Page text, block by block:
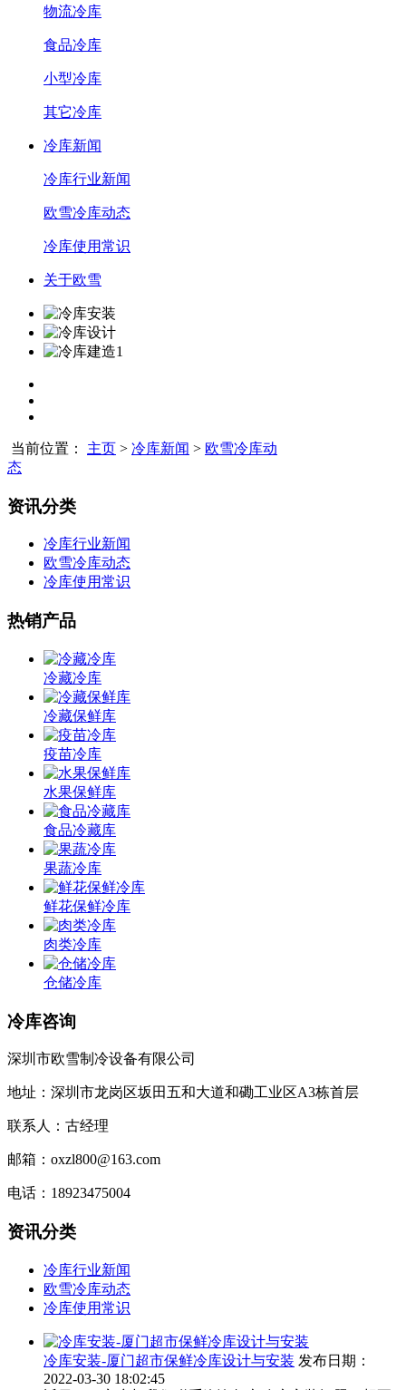
物流冷库
食品冷库
小型冷库
其它冷库
冷库新闻
冷库行业新闻
欧雪冷库动态
冷库使用常识
关于欧雪
当前位置： 主页 > 冷库新闻 > 欧雪冷库动
态
资讯分类
冷库行业新闻
欧雪冷库动态
冷库使用常识
热销产品
冷藏冷库
冷藏保鲜库
疫苗冷库
水果保鲜库
食品冷藏库
果蔬冷库
鲜花保鲜冷库
肉类冷库
仓储冷库
冷库咨询
深圳市欧雪制冷设备有限公司
地址：深圳市龙岗区坂田五和大道和磡工业区A3栋首层
联系人：古经理
邮箱：oxzl800@163.com
电话：18923475004
资讯分类
冷库行业新闻
欧雪冷库动态
冷库使用常识
冷库安装-厦门超市保鲜冷库设计与安装 发布日期：
2022-03-30 18:02:45